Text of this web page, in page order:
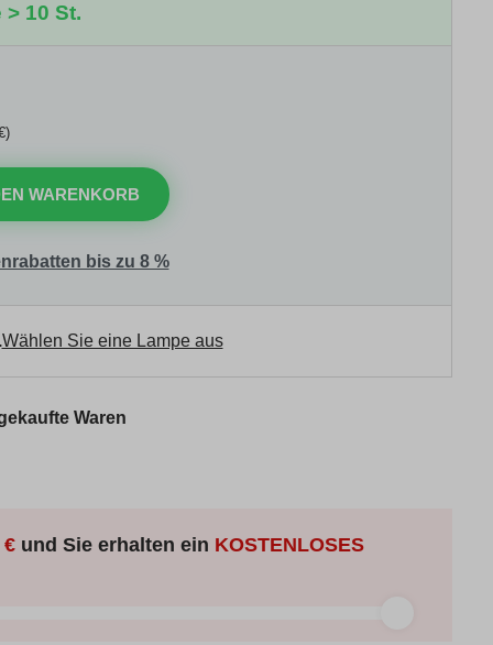
10 St.
WARENKORB
bis zu 8 %
Wählen Sie eine Lampe aus
Waren
€ und Sie erhalten ein KOSTENLOSES